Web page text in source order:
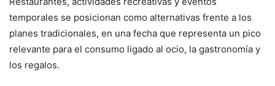
temporales se posicionan como alternativas frente a los
planes tradicionales, en una fecha que representa un pico
relevante para el consumo ligado al ocio, la gastronomía y
los regalos.